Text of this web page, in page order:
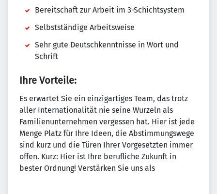
Bereitschaft zur Arbeit im 3-Schichtsystem
Selbstständige Arbeitsweise
Sehr gute Deutschkenntnisse in Wort und
Schrift
Ihre Vorteile:
Es erwartet Sie ein einzigartiges Team, das trotz
aller Internationalität nie seine Wurzeln als
Familienunternehmen vergessen hat. Hier ist jede
Menge Platz für Ihre Ideen, die Abstimmungswege
sind kurz und die Türen Ihrer Vorgesetzten immer
offen. Kurz: Hier ist Ihre berufliche Zukunft in
bester Ordnung! Verstärken Sie uns als